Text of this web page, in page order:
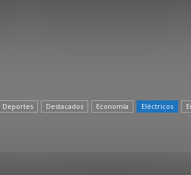
Deportes Destacados Economía Eléctricos